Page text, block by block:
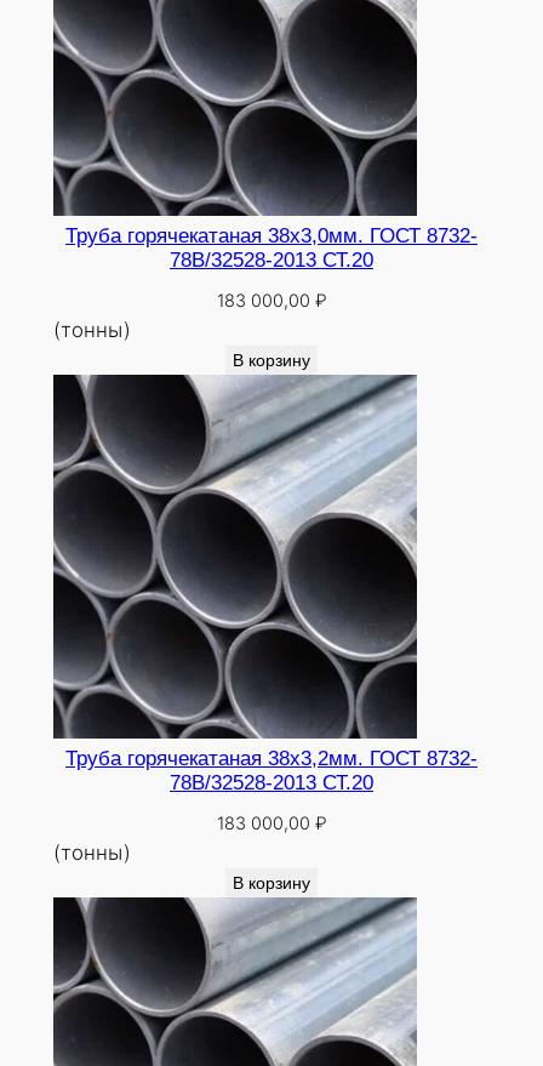
Труба горячекатаная 38х3,0мм. ГОСТ 8732-
78В/32528-2013 СТ.20
183 000,00 ₽
(тонны)
В корзину
Труба горячекатаная 38х3,2мм. ГОСТ 8732-
78В/32528-2013 СТ.20
183 000,00 ₽
(тонны)
В корзину